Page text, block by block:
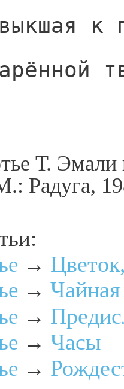
к
Т.
Радуга,
→
→ Чайная
→
→ Часы
→